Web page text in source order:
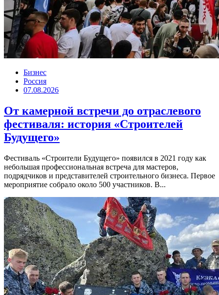
Бизнес
Россия
07.08.2026
От камерной встречи до отраслевого
фестиваля: история «Строителей
Будущего»
Фестиваль «Строители Будущего» появился в 2021 году как
небольшая профессиональная встреча для мастеров,
подрядчиков и представителей строительного бизнеса. Первое
мероприятие собрало около 500 участников. В...